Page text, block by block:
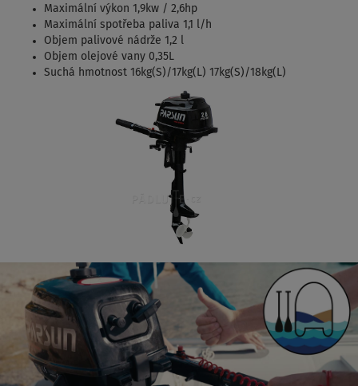
Maximální výkon 1,9kw / 2,6hp
Maximální spotřeba paliva 1,1 l/h
Objem palivové nádrže 1,2 l
Objem olejové vany 0,35L
Suchá hmotnost 16kg(S)/17kg(L) 17kg(S)/18kg(L)